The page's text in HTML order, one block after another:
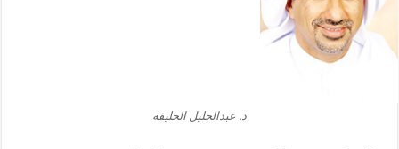
د. عبدالجليل الخليفه